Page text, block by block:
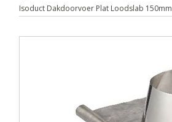
Isoduct Dakdoorvoer Plat Loodslab 150mm